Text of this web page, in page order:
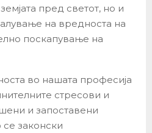
пред светот, но и
на вредноста на
поскапување на
во нашата професија
стресови и
и запоставени
законски